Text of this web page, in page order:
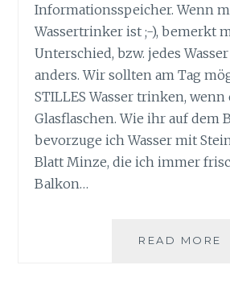
Informationsspeicher. Wenn
Wassertrinker ist ;-), bemerkt
Unterschied, bzw. jedes
anders. Wir sollten am Tag
STILLES Wasser trinken, wenn
Glasflaschen. Wie ihr auf dem
bevorzuge ich Wasser mit
Blatt Minze, die ich immer
Balkon…
READ MORE